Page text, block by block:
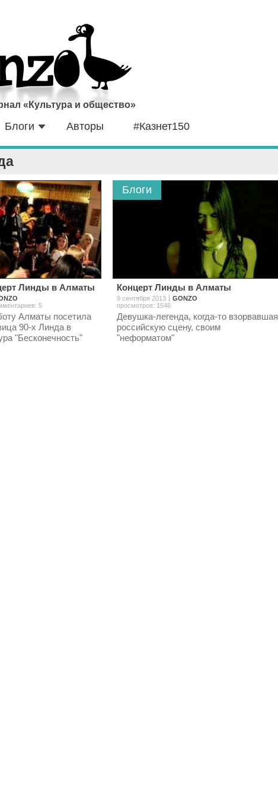
«Культура и общество»
Блоги Авторы #Казнет150
Линды в Алматы
5
Алматы посетила
90-х Линда в
"Бесконечность"
Блоги
Концерт Линды в Алматы
9 сентября 2013
GONZO
просмотров: 1546
Девушка-легенда, когда-то взорвавшая
российскую сцену, своим
"неформатом"